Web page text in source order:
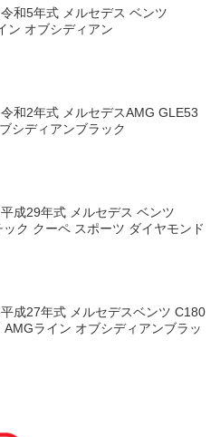
和5年式 メルセデス ベンツ
ン オブシディアン
和2年式 メルセデスAMG GLE53
シディアンブラック
成29年式 メルセデス ベンツ
ク クーペ スポーツ ダイヤモンド
成27年式 メルセデスベンツ C180
AMGライン オブシディアンブラッ